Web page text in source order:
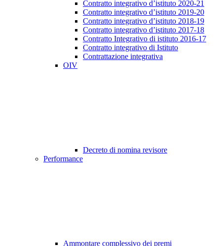
Contratto integrativo d’istituto 2020-21
Contratto integrativo d’istituto 2019-20
Contratto integrativo d’istituto 2018-19
Contratto integrativo d’istituto 2017-18
Contratto Integrativo di istituto 2016-17
Contratto integrativo di Istituto
Contrattazione integrativa
OIV
Decreto di nomina revisore
Performance
Ammontare complessivo dei premi